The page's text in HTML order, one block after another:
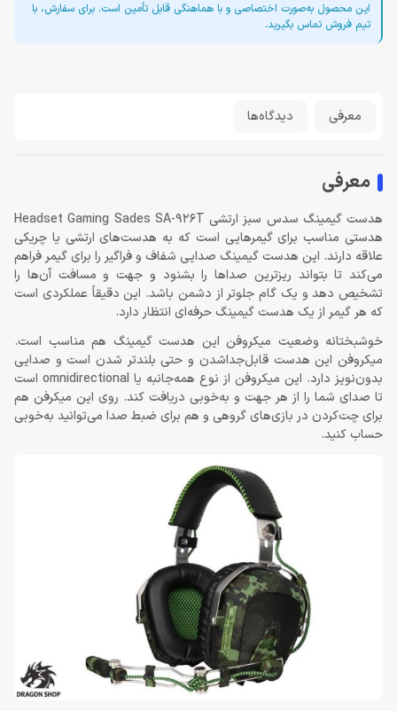
این محصول به‌صورت اختصاصی و با هماهنگی قابل تأمین است. برای سفارش، با
تیم فروش تماس بگیرید.
معرفی دیدگاه‌ها
معرفی
هدست گیمینگ سدس سبز ارتشی Headset Gaming Sades SA-926T
هدستی مناسب برای گیمرهایی است که به هدست‌های ارتشی یا چریکی
علاقه دارند. این هدست گیمینگ صدایی شفاف و فراگیر را برای گیمر فراهم
می‌کند تا بتواند ریزترین صداها را بشنود و جهت و مسافت آن‌ها را
تشخیص دهد و یک گام جلوتر از دشمن باشد. این دقیقاً عملکردی است
که هر گیمر از یک هدست گیمینگ حرفه‌ای انتظار دارد.
خوشبختانه وضعیت میکروفن این هدست گیمینگ هم مناسب است.
میکروفن این هدست قابل‌جداشدن و حتی بلندتر شدن است و صدایی
بدون‌نویز دارد. این میکروفن از نوع همه‌جانبه یا omnidirectional است
تا صدای شما را از هر جهت و به‌خوبی دریافت کند. روی این میکرفن هم
برای چت‌کردن در بازی‌های گروهی و هم برای ضبط صدا می‌توانید به‌خوبی
حساب کنید.